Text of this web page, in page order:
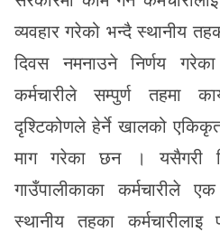
व्यवहार गरेको भन्दै स्थानीय
दिवस नमनाउने निर्णय
कर्मचारीले सम्पुर्ण तहमा
दृश्टिकोणले हेर्ने खालको
माग गरेका छन । यसैगरी
गाउँपालीकाका कर्मचारीले
स्थानीय तहका कर्मचारीलाइ